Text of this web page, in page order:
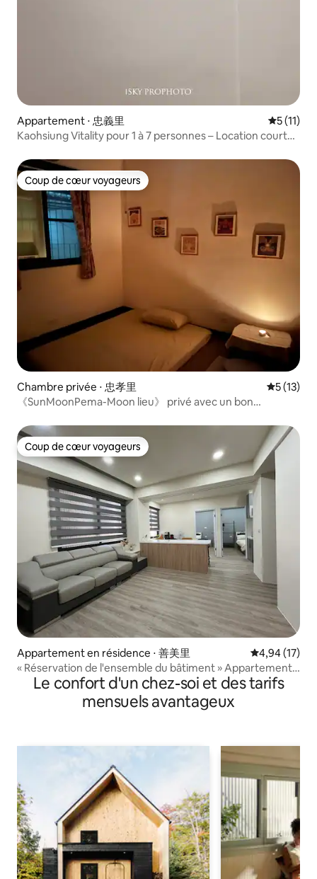
Appartement ⋅ 忠義里
5 (11)
Kaohsiung Vitality pour 1 à 7 personnes – Location courte
porte / Weiwuying / Métro O11
Coup de cœur voyageurs
Coup de cœur voyageurs
Chambre privée ⋅ 忠孝里
5 (13)
《SunMoonPema-Moon lieu》 privé avec un bon
Coup de cœur voyageurs
Coup de cœur voyageurs
Appartement en résidence ⋅ 善美里 Évaluation
4,94 (17)
« Réservation de l'ensemble du bâtiment » Appartement
de trois chambres, deux salles de bains, avec ascenseur,
entièrement rénové. Location longue durée avec offres
Le confort d'un chez-soi et des tarifs
mensuels avantageux